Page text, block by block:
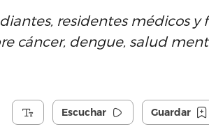
residentes médicos y
cáncer, dengue, salud
Escuchar Guardar